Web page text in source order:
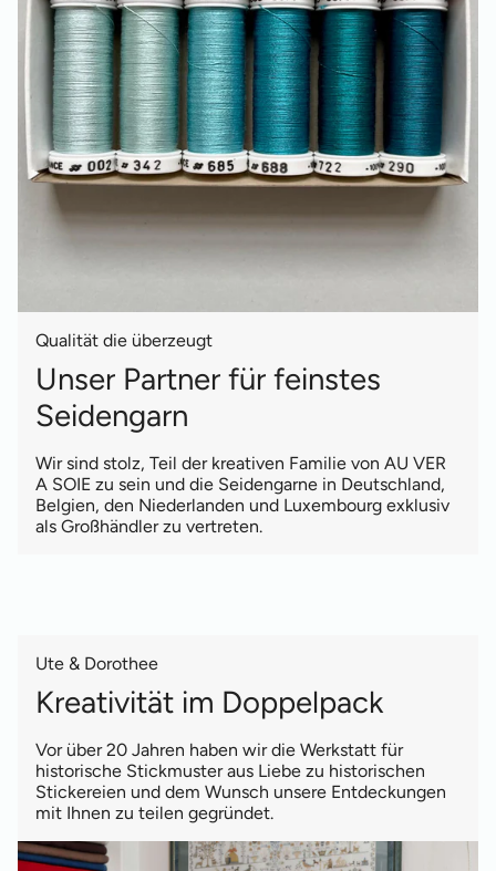
Qualität die überzeugt
Unser Partner für feinstes
Seidengarn
Wir sind stolz, Teil der kreativen Familie von AU VER
A SOIE zu sein und die Seidengarne in Deutschland,
Belgien, den Niederlanden und Luxembourg exklusiv
als Großhändler zu vertreten.
Ute & Dorothee
Kreativität im Doppelpack
Vor über 20 Jahren haben wir die Werkstatt für
historische Stickmuster aus Liebe zu historischen
Stickereien und dem Wunsch unsere Entdeckungen
mit Ihnen zu teilen gegründet.